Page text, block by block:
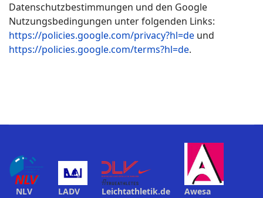
Datenschutzbestimmungen und den Google
Nutzungsbedingungen unter folgenden Links:
https://policies.google.com/privacy?hl=de und
https://policies.google.com/terms?hl=de.
NLV LADV Leichtathletik.de Awesa